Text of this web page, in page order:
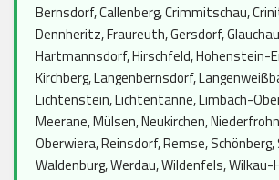
Bernsdorf, Callenberg, Crimmitschau,
Dennheritz, Fraureuth, Gersdorf,
Hartmannsdorf, Hirschfeld, Hohenstein-
Kirchberg, Langenbernsdorf,
Lichtenstein, Lichtentanne, Limbach-
Meerane, Mülsen, Neukirchen,
Oberwiera, Reinsdorf, Remse, Schönberg,
Waldenburg, Werdau, Wildenfels, Wilkau-